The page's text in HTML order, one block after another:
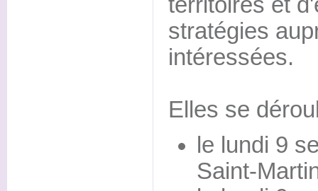
stratégies
intéressées.
Elles se
le lundi 9
Saint-